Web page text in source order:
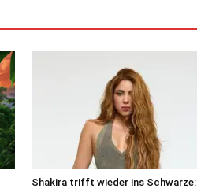
Shakira trifft wieder ins Schwarze: